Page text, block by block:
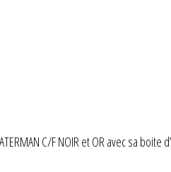
C/F NOIR et OR avec sa boite